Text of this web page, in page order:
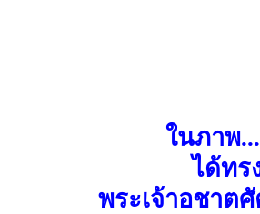
ในภาพ
ได้ทร
พระเจ้าอชาต